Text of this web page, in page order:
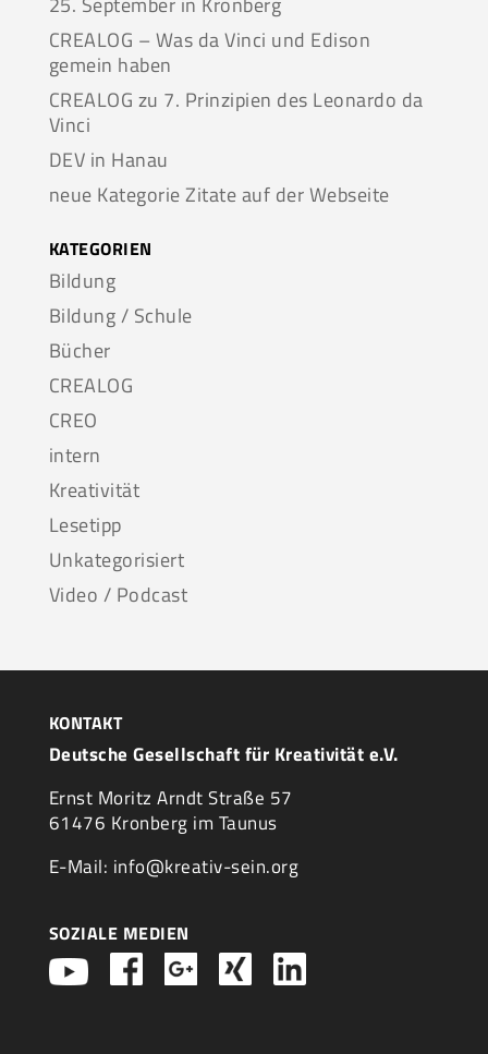
CREALOG – Was da Vinci und Edison
gemein haben
CREALOG zu 7. Prinzipien des Leonardo da
Vinci
DEV in Hanau
neue Kategorie Zitate auf der Webseite
KATEGORIEN
Bildung
Bildung / Schule
Bücher
CREALOG
CREO
intern
Kreativität
Lesetipp
Unkategorisiert
Video / Podcast
KONTAKT
Deutsche Gesellschaft für Kreativität e.V.
Ernst Moritz Arndt Straße 57
61476 Kronberg im Taunus
E-Mail: info@kreativ-sein.org
SOZIALE MEDIEN